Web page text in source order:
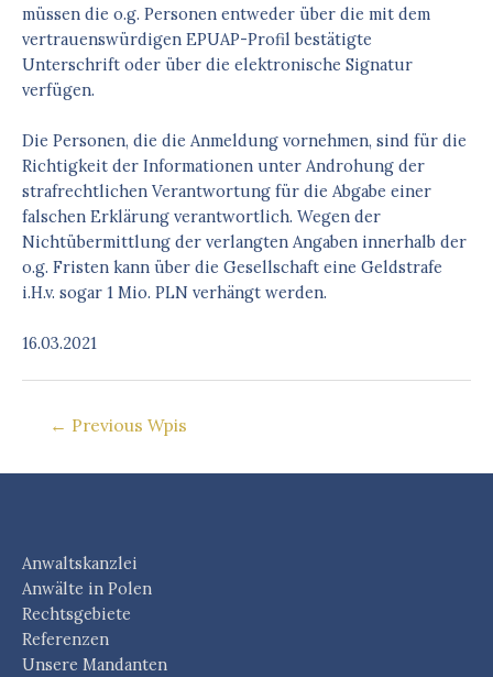
müssen die o.g. Personen entweder über die mit dem
vertrauenswürdigen EPUAP-Profil bestätigte
Unterschrift oder über die elektronische Signatur
verfügen.
Die Personen, die die Anmeldung vornehmen, sind für die
Richtigkeit der Informationen unter Androhung der
strafrechtlichen Verantwortung für die Abgabe einer
falschen Erklärung verantwortlich. Wegen der
Nichtübermittlung der verlangten Angaben innerhalb der
o.g. Fristen kann über die Gesellschaft eine Geldstrafe
i.H.v. sogar 1 Mio. PLN verhängt werden.
16.03.2021
Nawigacja
← Previous Wpis
Anwaltskanzlei
Anwälte in Polen
Rechtsgebiete
Referenzen
Unsere Mandanten